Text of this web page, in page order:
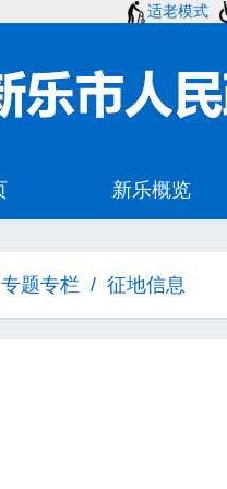
适老模式
专题专栏 / 征地信息